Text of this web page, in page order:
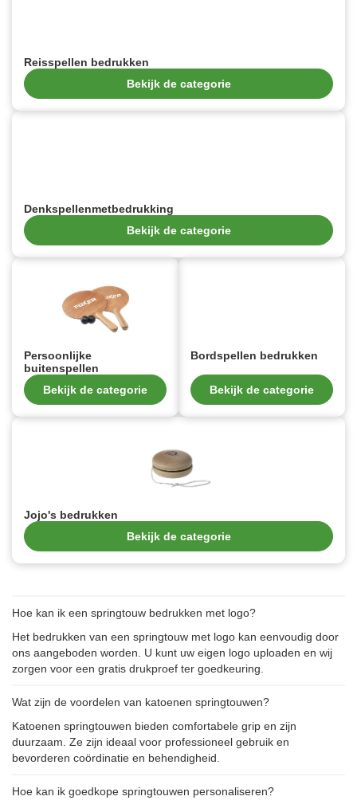
Reisspellen bedrukken
Bekijk de categorie
Denkspellenmetbedrukking
Bekijk de categorie
Persoonlijke
buitenspellen
Bekijk de categorie
Bordspellen bedrukken
Bekijk de categorie
Jojo's bedrukken
Bekijk de categorie
Hoe kan ik een springtouw bedrukken met logo?
Het bedrukken van een springtouw met logo kan eenvoudig door
ons aangeboden worden. U kunt uw eigen logo uploaden en wij
zorgen voor een gratis drukproef ter goedkeuring.
Wat zijn de voordelen van katoenen springtouwen?
Katoenen springtouwen bieden comfortabele grip en zijn
duurzaam. Ze zijn ideaal voor professioneel gebruik en
bevorderen coördinatie en behendigheid.
Hoe kan ik goedkope springtouwen personaliseren?